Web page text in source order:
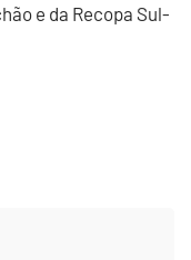
e da Recopa Sul-